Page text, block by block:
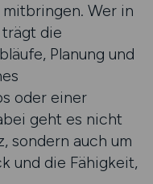
Wer in
die
Planung und
oder einer
geht es nicht
sondern auch um
und die Fähigkeit,